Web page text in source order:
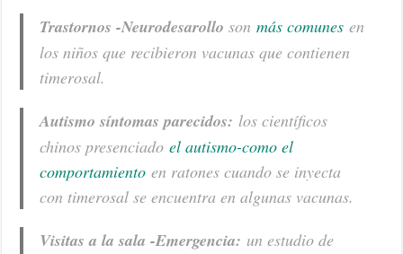
Trastornos -Neurodesarollo sonmás comunes en
los niños que recibieron vacunas que contienen
timerosal.
Autismo síntomas parecidos: los científicos
chinos presenciadoel autismo-como el
comportamiento en ratones cuando se inyecta
con timerosal se encuentra en algunas vacunas.
Visitas a la sala -Emergencia: un estudio de